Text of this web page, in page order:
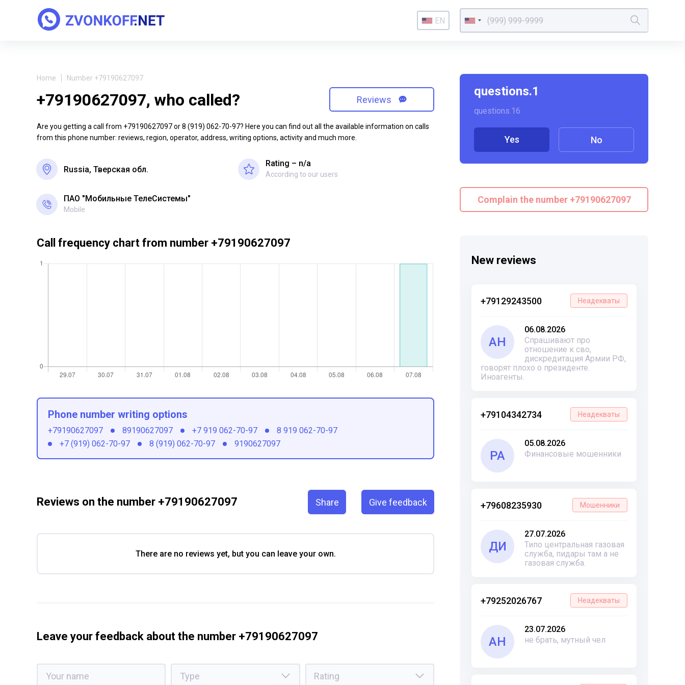
EN
Home Number +79190627097
+79190627097, who called? Reviews
Are you getting a call from +79190627097 or 8 (919) 062-70-97? Here you can find out all the available information on calls
from this phone number: reviews, region, operator, address, writing options, activity and much more.
Russia, Тверская обл.
Rating – n/a
According to our users
ПАО "Мобильные ТелеСистемы"
Mobile
questions.1
questions.16
Yes No
Complain the number +79190627097
New reviews
+79129243500 Неадекваты
АН
06.08.2026
Спрашивают про
отношение к сво,
дискредитация Армии РФ,
говорят плохо о президенте.
Иноагенты.
+79104342734 Неадекваты
РА
05.08.2026
Финансовые мошенники
+79608235930 Мошенники
ДИ
27.07.2026
Типо центральная газовая
служба, пидары там а не
газовая служба.
+79252026767 Неадекваты
АН
23.07.2026
не брать, мутный чел
Call frequency chart from number +79190627097
Phone number writing options
+79190627097 89190627097 +7 919 062-70-97
8 919 062-70-97
+7 (919) 062-70-97
8 (919) 062-70-97 9190627097
Reviews on the number +79190627097 Share Give feedback
There are no reviews yet, but you can leave your own.
Leave your feedback about the number +79190627097